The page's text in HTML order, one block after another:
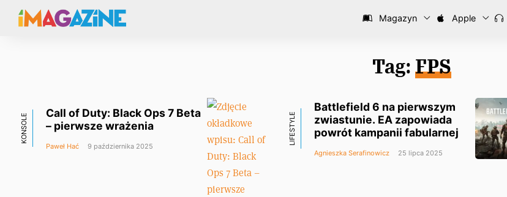
Magazyn Apple
Tag: FPS
KONSOLE
Call of Duty: Black Ops 7 Beta
– pierwsze wrażenia
Paweł Hać 9 października 2025
LIFESTYLE
Battlefield 6 na pierwszym
zwiastunie. EA zapowiada
powrót kampanii fabularnej
Agnieszka Serafinowicz 25 lipca 2025